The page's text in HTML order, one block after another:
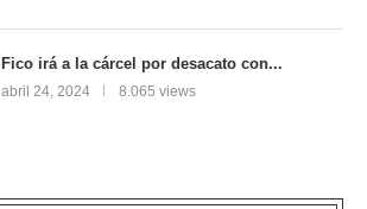
Fico irá a la cárcel por desacato con...
abril 24, 2024 8.065 views